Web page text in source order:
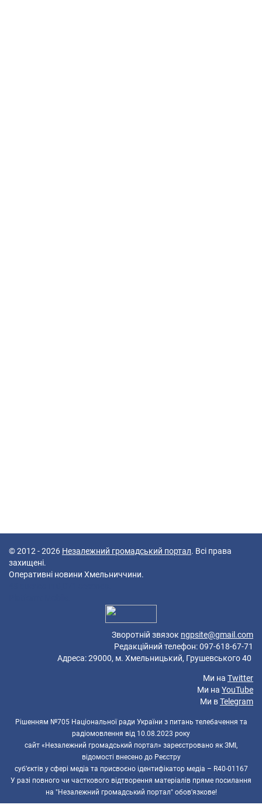
© 2012 - 2026 Незалежний громадський портал. Всі права
захищені.
Оперативні новини Хмельниччини.
Зворотній звязок ngpsite@gmail.com
Редакційний телефон: 097-618-67-71
Адреса: 29000, м. Хмельницький, Грушевського 40
Ми на Twitter
Ми на YouTube
Ми вTelegram
Рішенням №705 Національної ради України з питань телебачення та
радіомовлення від 10.08.2023 року
сайт «Незалежний громадський портал» зареєстровано як ЗМІ,
відомості внесено до Реєстру
суб’єктів у сфері медіа та присвоєно ідентифікатор медіа – R40-01167
У разі повного чи часткового відтворення матеріалів пряме посилання
на "Незалежний громадський портал" обов'язкове!